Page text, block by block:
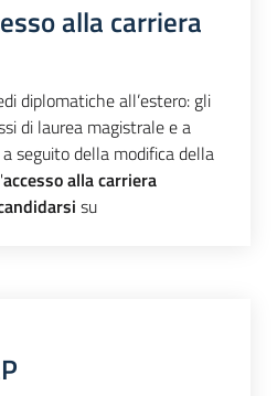
alla carriera
diplomatiche all’estero: gli
di laurea magistrale e a
seguito della modifica della
accesso alla carriera
su